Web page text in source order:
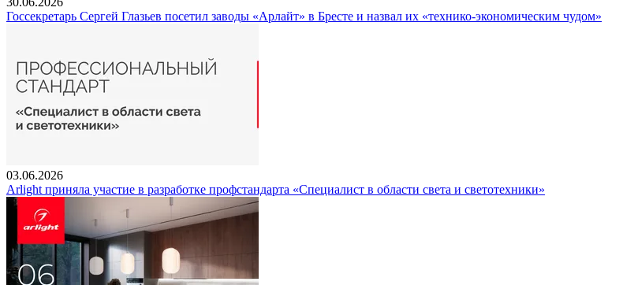
Госсекретарь Сергей Глазьев посетил заводы «Арлайт» в Бресте и назвал их «технико-экономическим чудом»
03.06.2026
Arlight приняла участие в разработке профстандарта «Специалист в области света и светотехники»